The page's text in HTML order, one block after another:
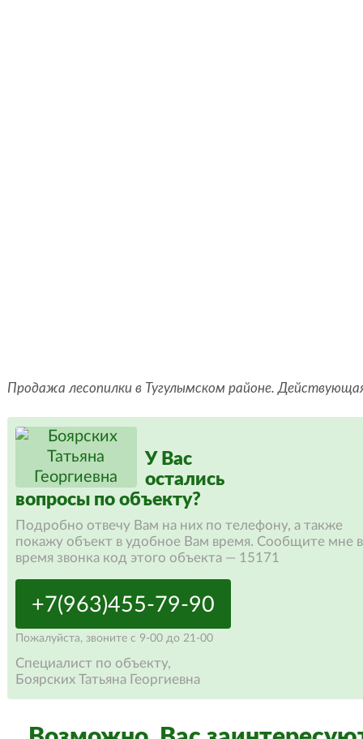
Продажа лесопилки в Тугулымском районе.
У Вас
остались
вопросы по объекту?
Подробно отвечу Вам на них по телефону, а также
покажу объект в удобное Вам время. Сообщите мне
время звонка код этого объекта — 15171
+7(963)455-79-90
Пожалуйста, звоните с 9-00 до 21-00
Специалист по объекту,
Боярских Татьяна Георгиевна